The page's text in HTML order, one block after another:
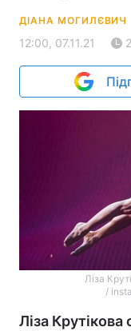
ДІАНА МОГИЛЄВИЧ
12:00, 07.11.21
Ліза
/
Ліза